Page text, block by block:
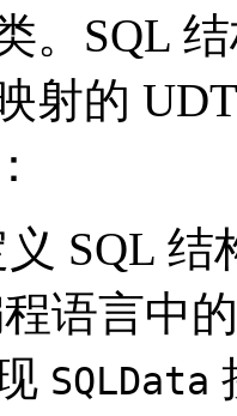
。SQL
射的
义 SQL
程语言中
SQLData